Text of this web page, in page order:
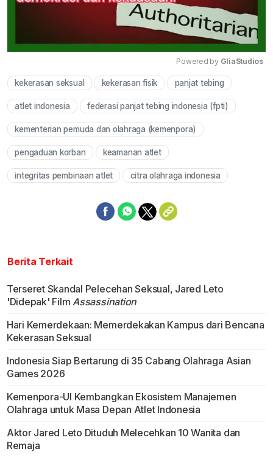
Mute
Powered by GliaStudios
kekerasan seksual kekerasan fisik panjat tebing
atlet indonesia federasi panjat tebing indonesia (fpti)
kementerian pemuda dan olahraga (kemenpora)
pengaduan korban keamanan atlet
integritas pembinaan atlet citra olahraga indonesia
Berita Terkait
Terseret Skandal Pelecehan Seksual, Jared Leto
'Didepak' FilmAssassination
Hari Kemerdekaan: Memerdekakan Kampus dari Bencana
Kekerasan Seksual
Indonesia Siap Bertarung di 35 Cabang Olahraga Asian
Games 2026
Kemenpora-UI Kembangkan Ekosistem Manajemen
Olahraga untuk Masa Depan Atlet Indonesia
Aktor Jared Leto Dituduh Melecehkan 10 Wanita dan
Remaja